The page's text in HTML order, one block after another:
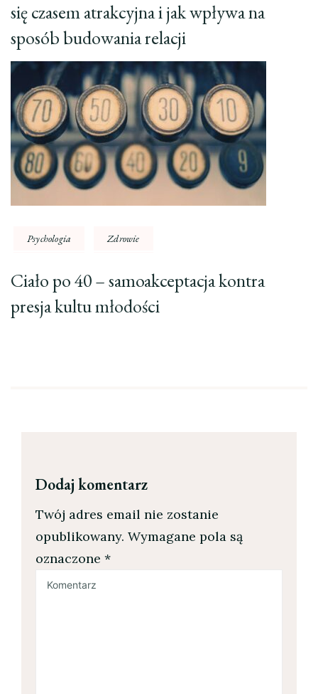
się czasem atrakcyjna i jak wpływa na
sposób budowania relacji
Psychologia Zdrowie
Ciało po 40 – samoakceptacja kontra
presja kultu młodości
Dodaj komentarz
Twój adres email nie zostanie
opublikowany. Wymagane pola są
oznaczone *